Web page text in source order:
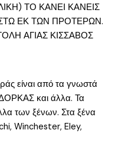
ΤΟ ΚΑΝΕΙ ΚΑΝΕΙΣ
ΕΚ ΤΩΝ ΠΡΟΤΕΡΩΝ.
ΑΓΙΑΣ ΚΙΣΣΑΒΟΣ
είναι από τα γνωστά
και άλλα. Τα
των ξένων. Στα ξένα
Winchester, Eley,